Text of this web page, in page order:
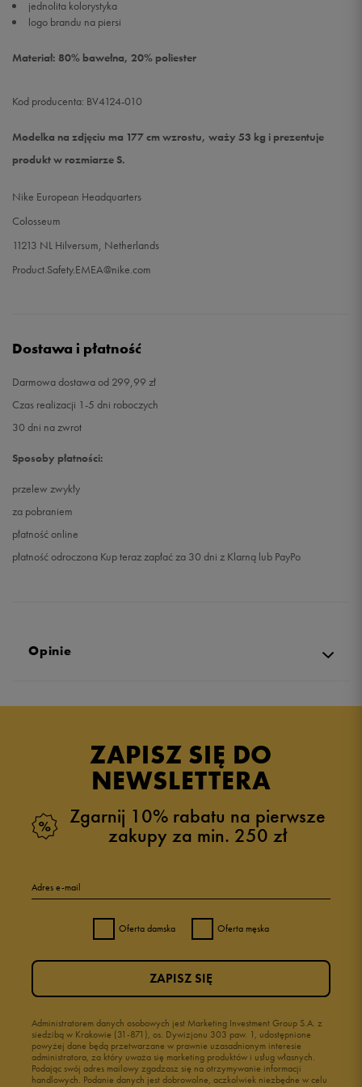
jednolita kolorystyka
logo brandu na piersi
Materiał: 80% bawełna, 20% poliester
Kod producenta: BV4124-010
Modelka na zdjęciu ma 177 cm wzrostu, waży 53 kg i prezentuje
produkt w rozmiarze S.
Nike European Headquarters
Colosseum
11213 NL Hilversum, Netherlands
Product.Safety.EMEA@nike.com
Dostawa i płatność
Darmowa dostawa od 299,99 zł
Czas realizacji 1-5 dni roboczych
30 dni na zwrot
Sposoby płatności:
przelew zwykły
za pobraniem
płatność online
płatność odroczona Kup teraz zapłać za 30 dni z Klarną lub PayPo
Opinie
4.9
zebranych i zweryfikowanych przez
4 0%
1 2%
ZAPISZ SIĘ DO
NEWSLETTERA
Zgarnij 10% rabatu na pierwsze
zakupy za min. 250 zł
Adres e-mail
Oferta damska Oferta męska
Administratorem danych osobowych jest Marketing Investment Group S.A. z
siedzibą w Krakowie (31-871), os. Dywizjonu 303 paw. 1, udostępnione
powyżej dane będą przetwarzane w prawnie uzasadnionym interesie
administratora, za który uważa się marketing produktów i usług własnych.
Podając swój adres mailowy zgadzasz się na otrzymywanie informacji
handlowych. Podanie danych jest dobrowolne, aczkolwiek niezbędne w celu
ZAPISZ SIĘ